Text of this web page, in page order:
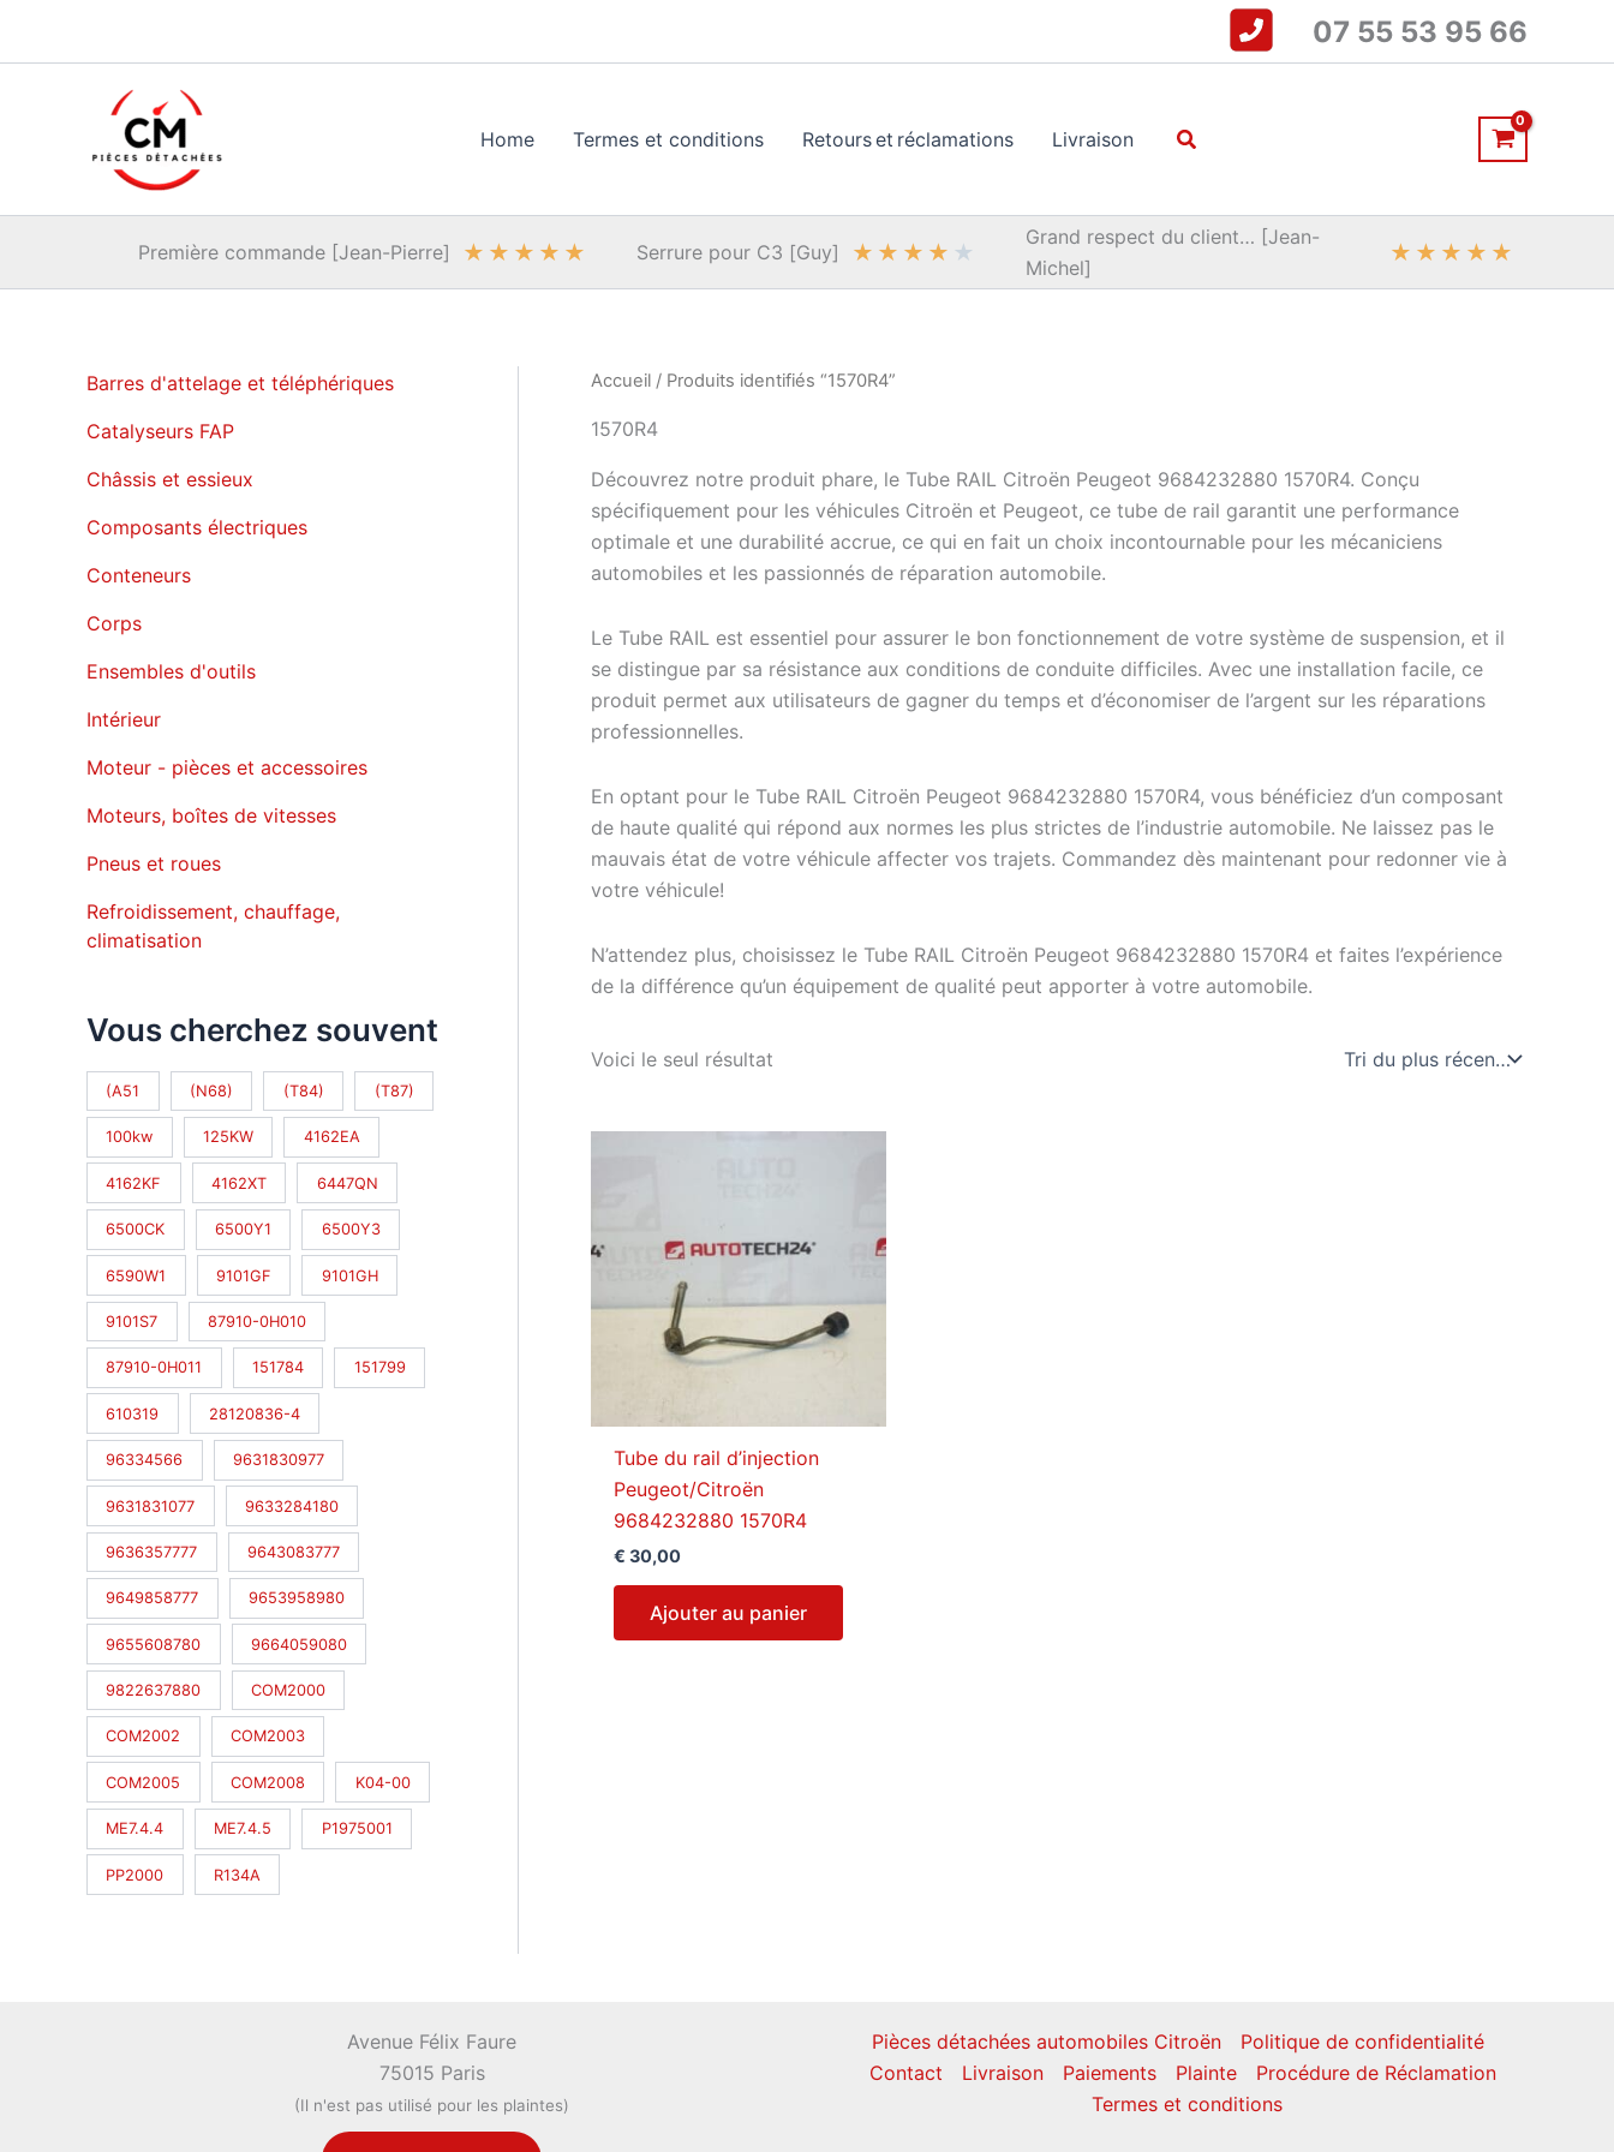
07 55 53 95 66
Home Termes et conditions Retours et réclamations Livraison Rechercher
Première commande [Jean-Pierre] ★ ★ ★ ★ ★ Serrure pour C3 [Guy] ★ ★ ★ ★ ★
Grand respect du client… [Jean-
Michel]
★ ★ ★ ★ ★
Barres d'attelage et téléphériques
Catalyseurs FAP
Châssis et essieux
Composants électriques
Conteneurs
Corps
Ensembles d'outils
Intérieur
Moteur - pièces et accessoires
Moteurs, boîtes de vitesses
Pneus et roues
Refroidissement, chauffage,
climatisation
Vous cherchez souvent
(A51 (N68) (T84) (T87)
100kw 125KW 4162EA
4162KF 4162XT 6447QN
6500CK 6500Y1 6500Y3
6590W1 9101GF 9101GH
9101S7 87910-0H010
87910-0H011 151784 151799
610319 28120836-4
96334566 9631830977
9631831077 9633284180
9636357777 9643083777
9649858777 9653958980
9655608780 9664059080
9822637880 COM2000
COM2002 COM2003
COM2005 COM2008 K04-00
ME7.4.4 ME7.4.5 P1975001
PP2000 R134A
Accueil / Produits identifiés “1570R4”
1570R4
Découvrez notre produit phare, le Tube RAIL Citroën Peugeot 9684232880 1570R4. Conçu
spécifiquement pour les véhicules Citroën et Peugeot, ce tube de rail garantit une performance
optimale et une durabilité accrue, ce qui en fait un choix incontournable pour les mécaniciens
automobiles et les passionnés de réparation automobile.
Le Tube RAIL est essentiel pour assurer le bon fonctionnement de votre système de suspension, et il
se distingue par sa résistance aux conditions de conduite difficiles. Avec une installation facile, ce
produit permet aux utilisateurs de gagner du temps et d’économiser de l’argent sur les réparations
professionnelles.
En optant pour le Tube RAIL Citroën Peugeot 9684232880 1570R4, vous bénéficiez d’un composant
de haute qualité qui répond aux normes les plus strictes de l’industrie automobile. Ne laissez pas le
mauvais état de votre véhicule affecter vos trajets. Commandez dès maintenant pour redonner vie à
votre véhicule!
N’attendez plus, choisissez le Tube RAIL Citroën Peugeot 9684232880 1570R4 et faites l’expérience
de la différence qu’un équipement de qualité peut apporter à votre automobile.
Voici le seul résultat
Tube du rail d’injection
Peugeot/Citroën
9684232880 1570R4
€ 30,00
Ajouter au panier
Avenue Félix Faure
75015 Paris
(Il n'est pas utilisé pour les plaintes)
Pièces détachées automobiles Citroën
Politique de confidentialité
Contact
Livraison Paiements Plainte
Procédure de Réclamation
Termes et conditions